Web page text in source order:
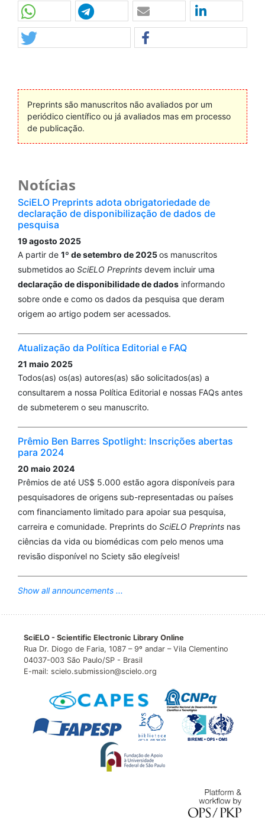
Preprints são manuscritos não avaliados por um
periódico científico ou já avaliados mas em processo
de publicação.
Notícias
SciELO Preprints adota obrigatoriedade de
declaração de disponibilização de dados de
pesquisa
19 agosto 2025
A partir de 1º de setembro de 2025os manuscritos
submetidos ao SciELO Preprints devem incluir uma
declaração de disponibilidade de dados informando
sobre onde e como os dados da pesquisa que deram
origem ao artigo podem ser acessados.
Atualização da Política Editorial e FAQ
21 maio 2025
Todos(as) os(as) autores(as) são solicitados(as) a
consultarem a nossa Política Editorial e nossas FAQs antes
de submeterem o seu manuscrito.
Prêmio Ben Barres Spotlight: Inscrições abertas
para 2024
20 maio 2024
Prêmios de até US$ 5.000 estão agora disponíveis para
pesquisadores de origens sub-representadas ou países
com financiamento limitado para apoiar sua pesquisa,
carreira e comunidade. Preprints do SciELO Preprints nas
ciências da vida ou biomédicas com pelo menos uma
revisão disponível no Sciety são elegíveis!
Show all announcements ...
SciELO - Scientific Electronic Library Online
Rua Dr. Diogo de Faria, 1087 – 9º andar – Vila Clementino
04037-003 São Paulo/SP - Brasil
E-mail: scielo.submission@scielo.org